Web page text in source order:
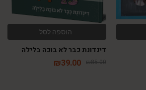
הוספה לסל
דינדונת כבר לא בוכה בלילה
₪85.00
₪39.00